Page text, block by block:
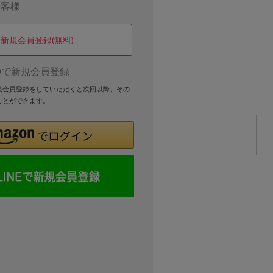
様
新規会員登録(無料)
新規会員登録
員登録をしていただくと次回以降、その
ができます。